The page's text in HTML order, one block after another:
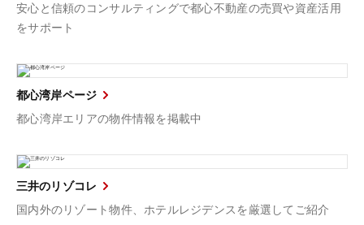
安心と信頼のコンサルティングで都心不動産の売買や資産活用
をサポート
都心湾岸ページ
都心湾岸エリアの物件情報を掲載中
三井のリゾコレ
国内外のリゾート物件、ホテルレジデンスを厳選してご紹介